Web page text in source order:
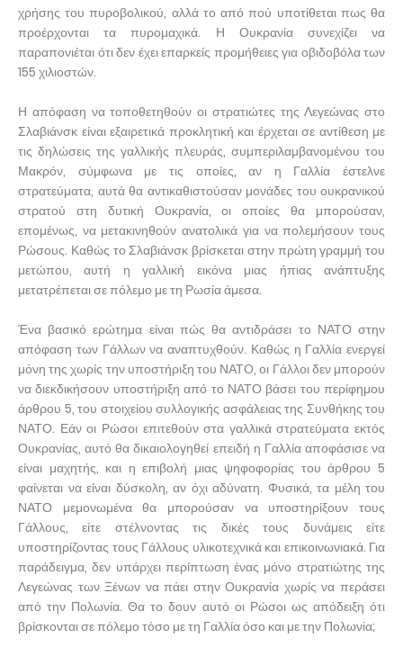
χρήσης του πυροβολικού, αλλά το από πού υποτίθεται πως θα
προέρχονται τα πυρομαχικά. Η Ουκρανία συνεχίζει να
παραπονιέται ότι δεν έχει επαρκείς προμήθειες για οβιδοβόλα των
155 χιλιοστών.
Η απόφαση να τοποθετηθούν οι στρατιώτες της Λεγεώνας στο
Σλαβιάνσκ είναι εξαιρετικά προκλητική και έρχεται σε αντίθεση με
τις δηλώσεις της γαλλικής πλευράς, συμπεριλαμβανομένου του
Μακρόν, σύμφωνα με τις οποίες, αν η Γαλλία έστελνε
στρατεύματα, αυτά θα αντικαθιστούσαν μονάδες του ουκρανικού
στρατού στη δυτική Ουκρανία, οι οποίες θα μπορούσαν,
επομένως, να μετακινηθούν ανατολικά για να πολεμήσουν τους
Ρώσους. Καθώς το Σλαβιάνσκ βρίσκεται στην πρώτη γραμμή του
μετώπου, αυτή η γαλλική εικόνα μιας ήπιας ανάπτυξης
μετατρέπεται σε πόλεμο με τη Ρωσία άμεσα.
Ένα βασικό ερώτημα είναι πώς θα αντιδράσει το ΝΑΤΟ στην
απόφαση των Γάλλων να αναπτυχθούν. Καθώς η Γαλλία ενεργεί
μόνη της χωρίς την υποστήριξη του ΝΑΤΟ, οι Γάλλοι δεν μπορούν
να διεκδικήσουν υποστήριξη από το ΝΑΤΟ βάσει του περίφημου
άρθρου 5, του στοιχείου συλλογικής ασφάλειας της Συνθήκης του
ΝΑΤΟ. Εάν οι Ρώσοι επιτεθούν στα γαλλικά στρατεύματα εκτός
Ουκρανίας, αυτό θα δικαιολογηθεί επειδή η Γαλλία αποφάσισε να
είναι μαχητής, και η επιβολή μιας ψηφοφορίας του άρθρου 5
φαίνεται να είναι δύσκολη, αν όχι αδύνατη. Φυσικά, τα μέλη του
ΝΑΤΟ μεμονωμένα θα μπορούσαν να υποστηρίξουν τους
Γάλλους, είτε στέλνοντας τις δικές τους δυνάμεις είτε
υποστηρίζοντας τους Γάλλους υλικοτεχνικά και επικοινωνιακά. Για
παράδειγμα, δεν υπάρχει περίπτωση ένας μόνο στρατιώτης της
Λεγεώνας των Ξένων να πάει στην Ουκρανία χωρίς να περάσει
από την Πολωνία. Θα το δουν αυτό οι Ρώσοι ως απόδειξη ότι
βρίσκονται σε πόλεμο τόσο με τη Γαλλία όσο και με την Πολωνία;